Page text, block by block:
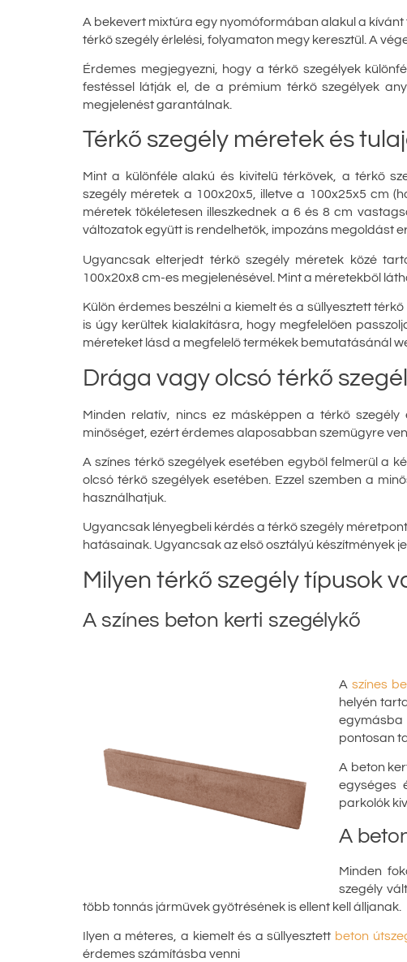
A bekevert mixtúra egy nyomóformában alakul a
térkő szegély érlelési, folyamaton megy keresztül. A
Érdemes megjegyezni, hogy a térkő szegélyek
festéssel látják el, de a prémium térkő szegélyek
megjelenést garantálnak.
Térkő szegély méretek és
Mint a különféle alakú és kivitelű térkövek, a térkő
szegély méretek a 100x20x5, illetve a 100x25x5 cm
méretek tökéletesen illeszkednek a 6 és 8 cm
változatok együtt is rendelhetők, impozáns megoldást
Ugyancsak elterjedt térkő szegély méretek közé
100x20x8 cm-es megjelenésével. Mint a méretekből
Külön érdemes beszélni a kiemelt és a süllyesztett
is úgy kerültek kialakításra, hogy megfelelően
méreteket lásd a megfelelő termékek bemutatásánál
Drága vagy olcsó térkő
Minden relatív, nincs ez másképpen a térkő
minőséget, ezért érdemes alaposabban szemügyre
A színes térkő szegélyek esetében egyből felmerül a
olcsó térkő szegélyek esetében. Ezzel szemben a
használhatjuk.
Ugyancsak lényegbeli kérdés a térkő szegély
hatásainak. Ugyancsak az első osztályú készítmények
Milyen térkő szegély típusok
A színes beton kerti szegélykő
A színes
helyén
egymásba
pontosan
A beton
egységes
parkolók
A
Minden
szegély
több tonnás járművek gyötrésének is ellent kell álljanak.
Ilyen a méteres, a kiemelt és a süllyesztett beton
érdemes számításba venni